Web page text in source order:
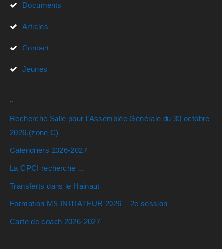
Documents
Articles
Contact
Jeunes
Recherche Salle pour l’Assemblée Générale du 30 octobre
2026.(zone C)
Calendriers 2026-2027
La CPCI recherche …
Transferts dans le Hainaut
Formation MS INITIATEUR 2026 – 2e session
Carte de coach 2026-2027